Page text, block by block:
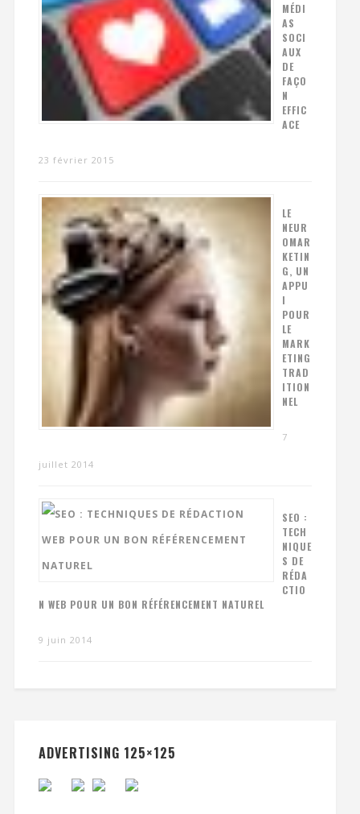
MÉDI
AS
SOCI
AUX
DE
FAÇO
N
EFFIC
ACE
23 février 2015
LE
NEUR
OMAR
KETIN
G, UN
APPU
I
POUR
LE
MARK
ETING
TRAD
ITION
NEL
7
juillet 2014
SEO :
TECH
NIQUE
S DE
RÉDA
CTIO
N WEB POUR UN BON RÉFÉRENCEMENT NATUREL
9 juin 2014
ADVERTISING 125×125